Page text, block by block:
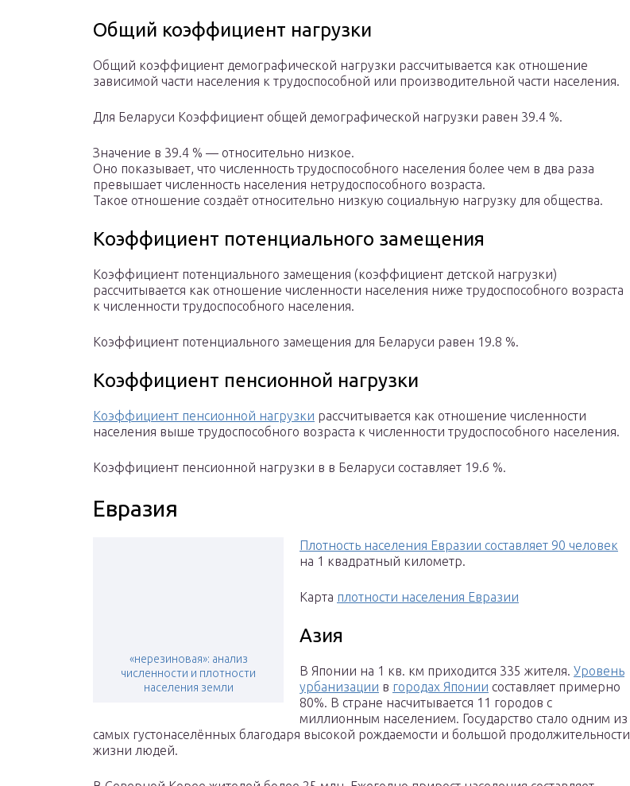
Общий коэффициент нагрузки
Общий коэффициент демографической нагрузки рассчитывается как отношение
зависимой части населения к трудоспособной или производительной части населения.
Для Беларуси Коэффициент общей демографической нагрузки равен 39.4 %.
Значение в 39.4 % — относительно низкое.
Оно показывает, что численность трудоспособного населения более чем в два раза
превышает численность населения нетрудоспособного возраста.
Такое отношение создаёт относительно низкую социальную нагрузку для общества.
Коэффициент потенциального замещения
Коэффициент потенциального замещения (коэффициент детской нагрузки)
рассчитывается как отношение численности населения ниже трудоспособного возраста
к численности трудоспособного населения.
Коэффициент потенциального замещения для Беларуси равен 19.8 %.
Коэффициент пенсионной нагрузки
Коэффициент пенсионной нагрузки рассчитывается как отношение численности
населения выше трудоспособного возраста к численности трудоспособного населения.
Коэффициент пенсионной нагрузки в в Беларуси составляет 19.6 %.
Евразия
«нерезиновая»: анализ
численности и плотности
населения земли
Плотность населения Евразии составляет 90 человек
на 1 квадратный километр.
Карта плотности населения Евразии
Азия
В Японии на 1 кв. км приходится 335 жителя. Уровень
урбанизации в городах Японии составляет примерно
80%. В стране насчитывается 11 городов с
миллионным населением. Государство стало одним из
самых густонаселённых благодаря высокой рождаемости и большой продолжительности
жизни людей.